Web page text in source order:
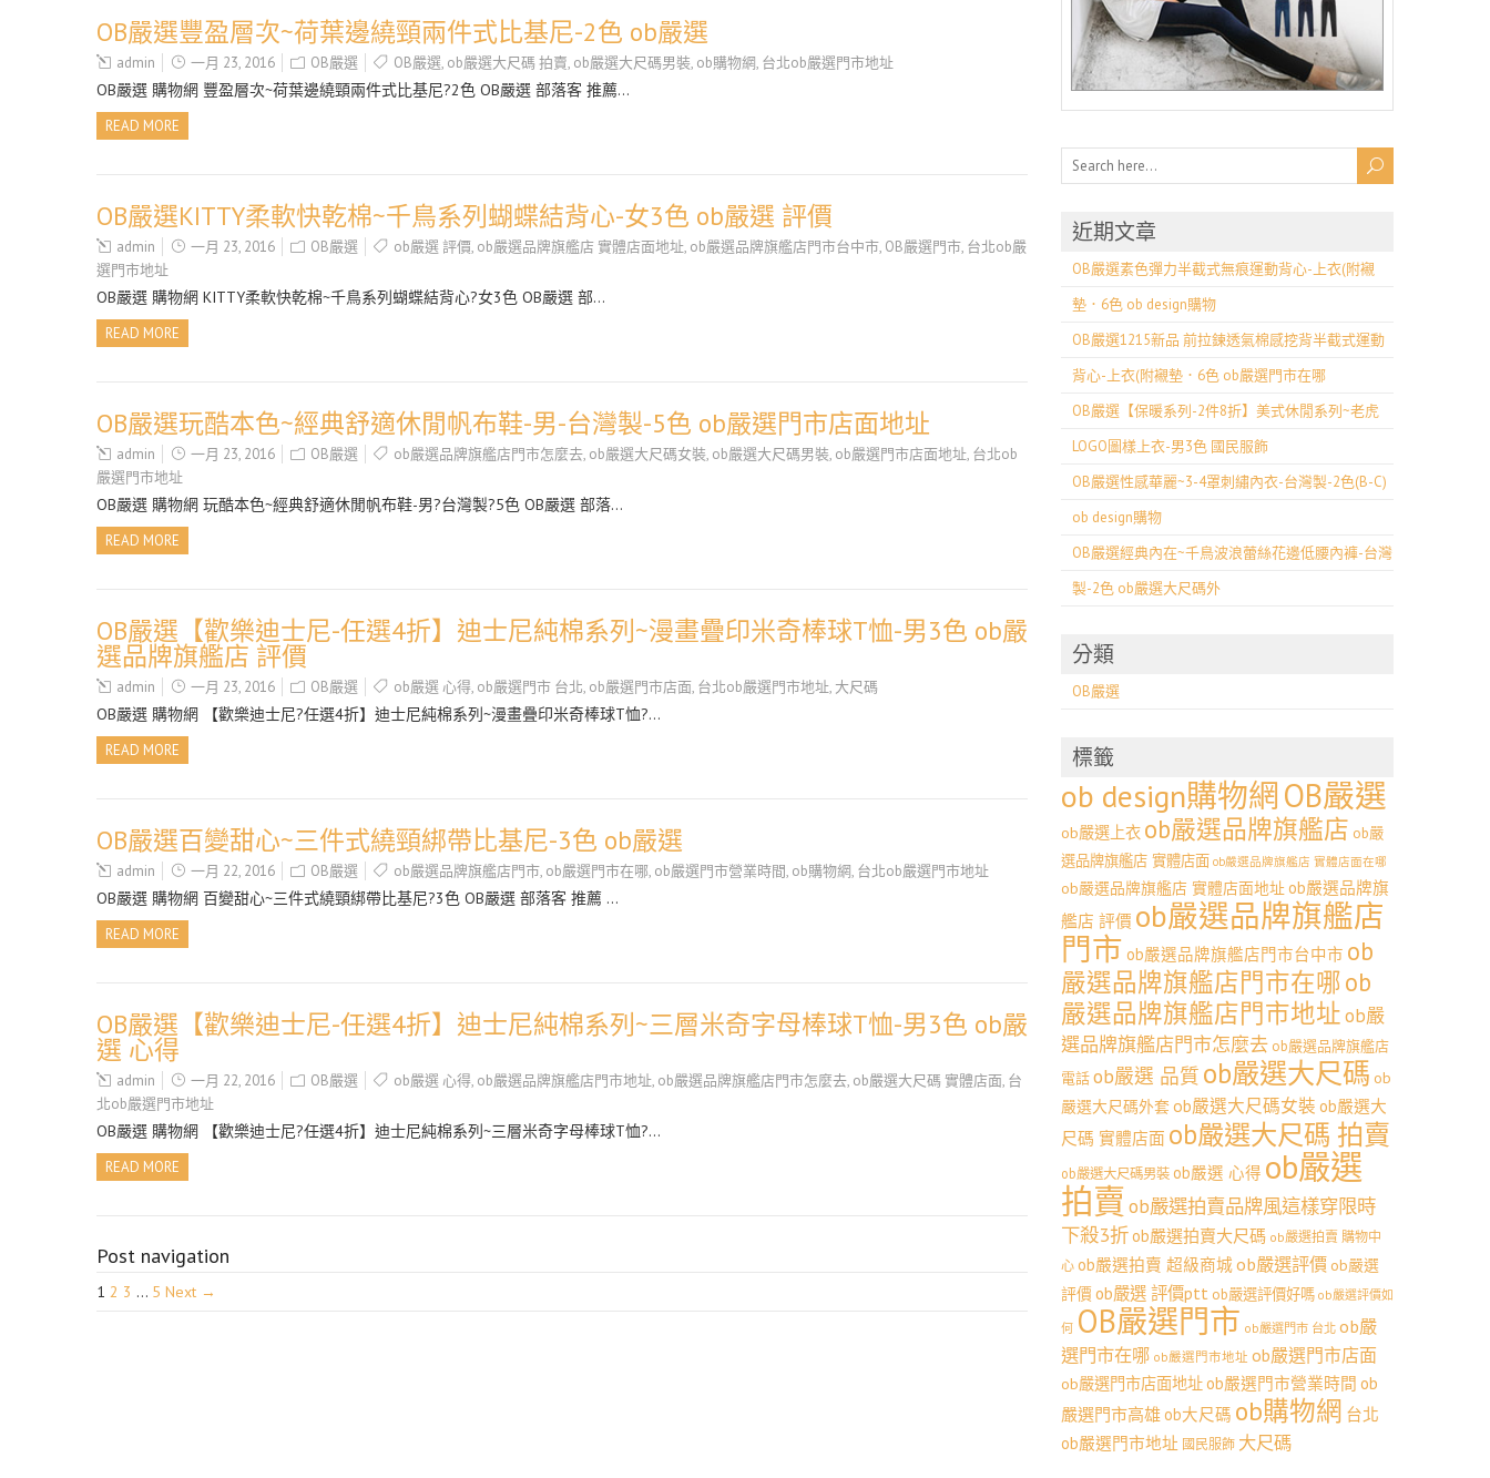
OB嚴選豐盈層次~荷葉邊繞頸兩件式比基尼-2色 ob嚴選
admin 一月 23, 2016 OB嚴選 OB嚴選, ob嚴選大尺碼 拍賣, ob嚴選大尺碼男裝, ob購物網, 台北ob嚴選門市地址
OB嚴選 購物網 豐盈層次~荷葉邊繞頸兩件式比基尼?2色 OB嚴選 部落客 推薦…
READ MORE
OB嚴選KITTY柔軟快乾棉~千鳥系列蝴蝶結背心-女3色 ob嚴選 評價
admin 一月 23, 2016 OB嚴選 ob嚴選 評價, ob嚴選品牌旗艦店 實體店面地址, ob嚴選品牌旗艦店門市台中市, OB嚴選門市, 台北ob嚴
選門市地址
OB嚴選 購物網 KITTY柔軟快乾棉~千鳥系列蝴蝶結背心?女3色 OB嚴選 部…
READ MORE
OB嚴選玩酷本色~經典舒適休閒帆布鞋-男-台灣製-5色 ob嚴選門市店面地址
admin 一月 23, 2016 OB嚴選 ob嚴選品牌旗艦店門市怎麼去, ob嚴選大尺碼女裝, ob嚴選大尺碼男裝, ob嚴選門市店面地址, 台北ob
嚴選門市地址
OB嚴選 購物網 玩酷本色~經典舒適休閒帆布鞋-男?台灣製?5色 OB嚴選 部落…
READ MORE
OB嚴選【歡樂迪士尼-任選4折】迪士尼純棉系列~漫畫疊印米奇棒球T恤-男3色 ob嚴
選品牌旗艦店 評價
admin 一月 23, 2016 OB嚴選 ob嚴選 心得, ob嚴選門市 台北, ob嚴選門市店面, 台北ob嚴選門市地址, 大尺碼
OB嚴選 購物網 【歡樂迪士尼?任選4折】迪士尼純棉系列~漫畫疊印米奇棒球T恤?…
READ MORE
OB嚴選百變甜心~三件式繞頸綁帶比基尼-3色 ob嚴選
admin 一月 22, 2016 OB嚴選 ob嚴選品牌旗艦店門市, ob嚴選門市在哪, ob嚴選門市營業時間, ob購物網, 台北ob嚴選門市地址
OB嚴選 購物網 百變甜心~三件式繞頸綁帶比基尼?3色 OB嚴選 部落客 推薦 …
READ MORE
OB嚴選【歡樂迪士尼-任選4折】迪士尼純棉系列~三層米奇字母棒球T恤-男3色 ob嚴
選 心得
admin 一月 22, 2016 OB嚴選 ob嚴選 心得, ob嚴選品牌旗艦店門市地址, ob嚴選品牌旗艦店門市怎麼去, ob嚴選大尺碼 實體店面, 台
北ob嚴選門市地址
OB嚴選 購物網 【歡樂迪士尼?任選4折】迪士尼純棉系列~三層米奇字母棒球T恤?…
READ MORE
Post navigation
1 2 3 … 5 Next →
近期文章
OB嚴選素色彈力半截式無痕運動背心-上衣(附襯
墊．6色 ob design購物
OB嚴選1215新品 前拉鍊透氣棉感挖背半截式運動
背心-上衣(附襯墊．6色 ob嚴選門市在哪
OB嚴選【保暖系列-2件8折】美式休閒系列~老虎
LOGO圖樣上衣-男3色 國民服飾
OB嚴選性感華麗~3-4罩刺繡內衣-台灣製-2色(B-C)
ob design購物
OB嚴選經典內在~千鳥波浪蕾絲花邊低腰內褲-台灣
製-2色 ob嚴選大尺碼外
分類
OB嚴選
標籤
ob design購物網OB嚴選
ob嚴選上衣 ob嚴選品牌旗艦店 ob嚴
選品牌旗艦店 實體店面 ob嚴選品牌旗艦店 實體店面在哪
ob嚴選品牌旗艦店 實體店面地址ob嚴選品牌旗
艦店 評價 ob嚴選品牌旗艦店
門市 ob嚴選品牌旗艦店門市台中市 ob
嚴選品牌旗艦店門市在哪ob
嚴選品牌旗艦店門市地址ob嚴
選品牌旗艦店門市怎麼去 ob嚴選品牌旗艦店
電話ob嚴選 品質 ob嚴選大尺碼 ob
嚴選大尺碼外套ob嚴選大尺碼女裝 ob嚴選大
尺碼 實體店面 ob嚴選大尺碼 拍賣
ob嚴選大尺碼男裝 ob嚴選 心得 ob嚴選
拍賣ob嚴選拍賣品牌風這樣穿限時
下殺3折ob嚴選拍賣大尺碼 ob嚴選拍賣 購物中
心 ob嚴選拍賣 超級商城ob嚴選評價ob嚴選
評價ob嚴選 評價ptt ob嚴選評價好嗎 ob嚴選評價如
何 OB嚴選門市 ob嚴選門市 台北 ob嚴
選門市在哪 ob嚴選門市地址 ob嚴選門市店面
ob嚴選門市店面地址ob嚴選門市營業時間 ob
嚴選門市高雄 ob大尺碼 ob購物網 台北
ob嚴選門市地址 國民服飾 大尺碼